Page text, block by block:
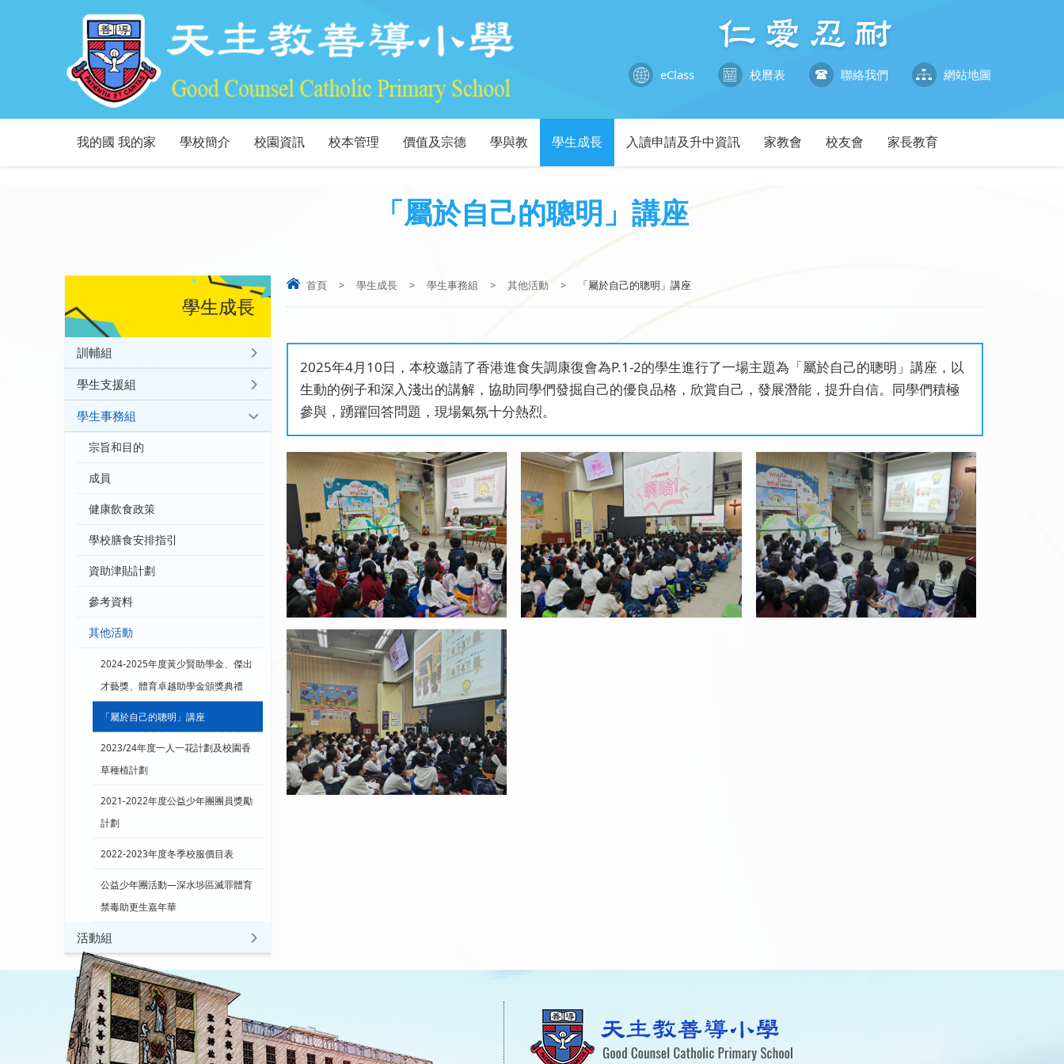
eClass 校曆表 聯絡我們 網站地圖
我的國 我的家 學校簡介 校園資訊 校本管理 價值及宗德 學與教 學生成長 入讀申請及升中資訊 家教會 校友會 家長教育
「屬於自己的聰明」講座
首頁 > 學生成長 > 學生事務組 > 其他活動 > 「屬於自己的聰明」講座
2025年4月10日，本校邀請了香港進食失調康復會為P.1-2的學生進行了一場主題為「屬於自己的聰明」講座，以
生動的例子和深入淺出的講解，協助同學們發掘自己的優良品格，欣賞自己，發展潛能，提升自信。同學們積極
參與，踴躍回答問題，現場氣氛十分熱烈。
學生成長
訓輔組
學生支援組
學生事務組
宗旨和目的
成員
健康飲食政策
學校膳食安排指引
資助津貼計劃
參考資料
其他活動
2024-2025年度黃少賢助學金、傑出
才藝獎、體育卓越助學金頒獎典禮
「屬於自己的聰明」講座
2023/24年度一人一花計劃及校園香
草種植計劃
2021-2022年度公益少年團團員獎勵
計劃
2022-2023年度冬季校服價目表
公益少年團活動—深水埗區滅罪體育
禁毒助更生嘉年華
活動組